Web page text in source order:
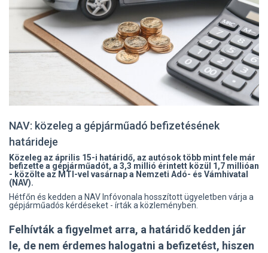
NAV: közeleg a gépjárműadó befizetésének
határideje
Közeleg az április 15-i határidő, az autósok több mint fele már
befizette a gépjárműadót, a 3,3 millió érintett közül 1,7 millióan
- közölte az MTI-vel vasárnap a Nemzeti Adó- és Vámhivatal
(NAV).
Hétfőn és kedden a NAV Infóvonala hosszított ügyeletben várja a
gépjárműadós kérdéseket - írták a közleményben.
Felhívták a figyelmet arra, a határidő kedden jár
le, de nem érdemes halogatni a befizetést, hiszen